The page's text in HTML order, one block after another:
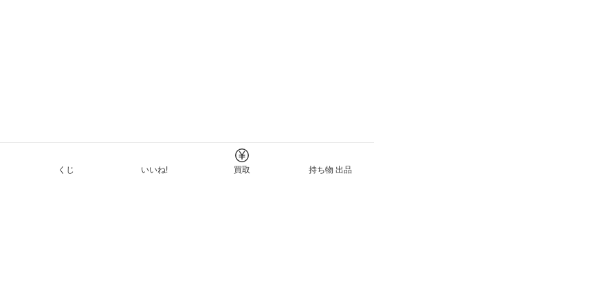
くじ いいね! 買取 持ち物 出品